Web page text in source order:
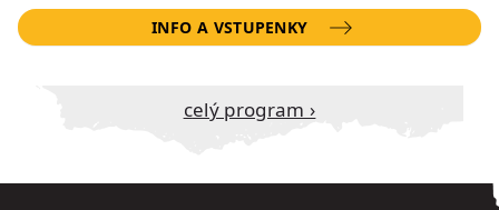
INFO A VSTUPENKY
Celý program ›